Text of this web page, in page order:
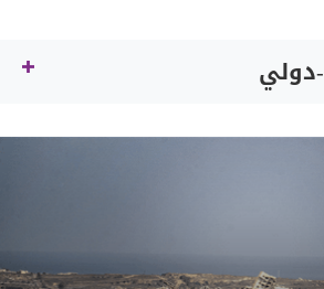
دولي